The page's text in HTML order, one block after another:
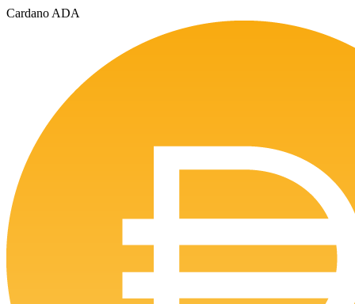
Cardano ADA